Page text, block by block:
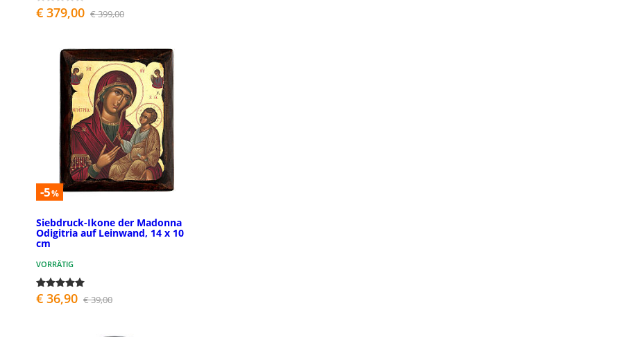
€ 379,00 € 399,00
-5%
Siebdruck-Ikone der Madonna
Odigitria auf Leinwand, 14 x 10
cm
VORRÄTIG
€ 36,90 € 39,00